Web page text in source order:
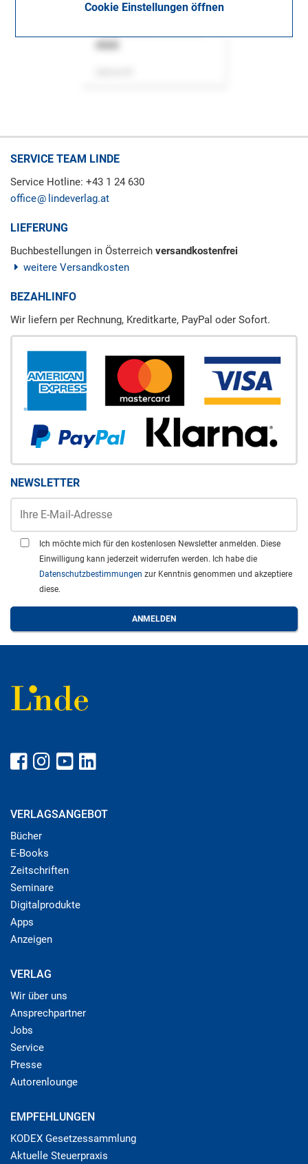
Cookie Einstellungen öffnen
SERVICE TEAM LINDE
Service Hotline: +43 1 24 630
office
lindeverlag.at
LIEFERUNG
Buchbestellungen in Österreich versandkostenfrei
weitere Versandkosten
BEZAHLINFO
Wir liefern per Rechnung, Kreditkarte, PayPal oder Sofort.
NEWSLETTER
Ich möchte mich für den kostenlosen Newsletter anmelden. Diese
Einwilligung kann jederzeit widerrufen werden. Ich habe die
Datenschutzbestimmungen zur Kenntnis genommen und akzeptiere
diese.
VERLAGSANGEBOT
Bücher
E-Books
Zeitschriften
Seminare
Digitalprodukte
Apps
Anzeigen
VERLAG
Wir über uns
Ansprechpartner
Jobs
Service
Presse
Autorenlounge
EMPFEHLUNGEN
KODEX Gesetzessammlung
Aktuelle Steuerpraxis